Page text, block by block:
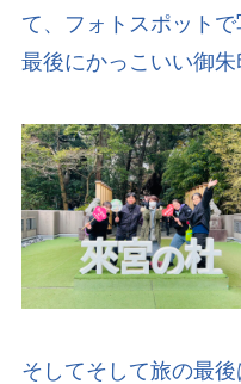
て、フォトスポットで
最後にかっこいい御
そしてそして旅の最